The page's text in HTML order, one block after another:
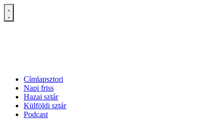
Címlapsztori
Napi friss
Hazai sztár
Külföldi sztár
Podcast